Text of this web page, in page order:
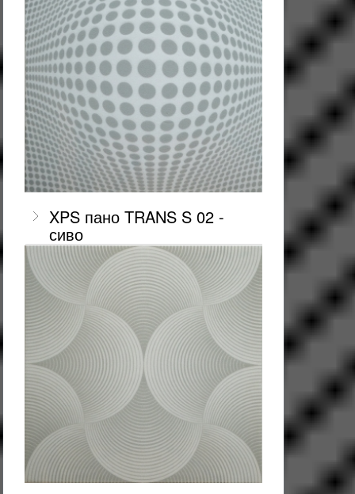
XPS пано TRANS S 02 -
сиво